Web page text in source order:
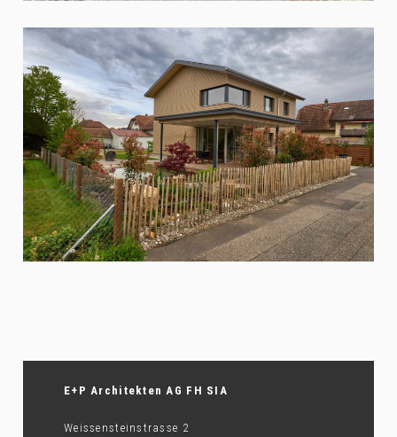
E+P Architekten AG FH SIA
Weissensteinstrasse 2